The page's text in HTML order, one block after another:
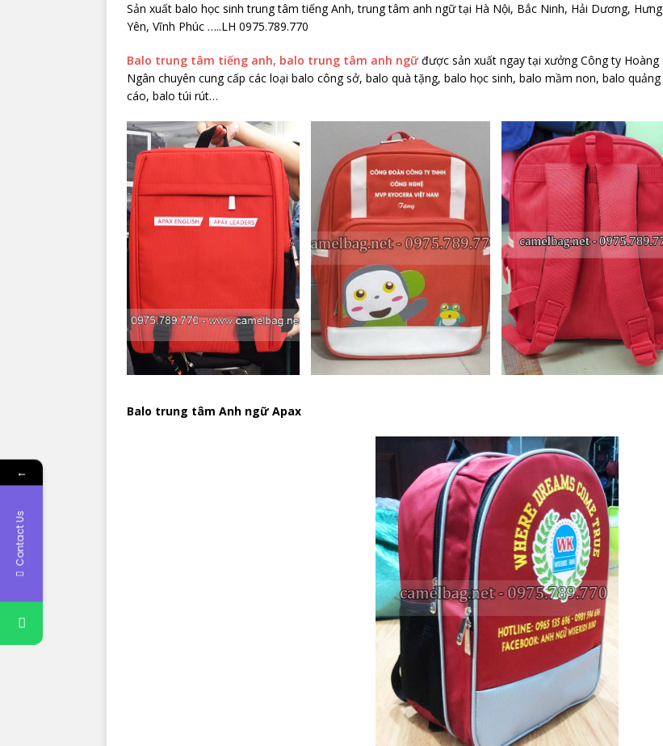
Sản xuất balo học sinh trung tâm tiếng Anh, trung tâm anh ngữ tại Hà Nội, Bắc Ninh, Hải Dương, Hưng
Yên, Vĩnh Phúc …..LH 0975.789.770
Balo trung tâm tiếng anh, balo trung tâm anh ngữđược sản xuất ngay tại xưởng Công ty Hoàng
Ngân chuyên cung cấp các loại balo công sở, balo quà tặng, balo học sinh, balo mầm non, balo quảng
cáo, balo túi rút…
Balo trung tâm Anh ngữ Apax
←
Contact Us